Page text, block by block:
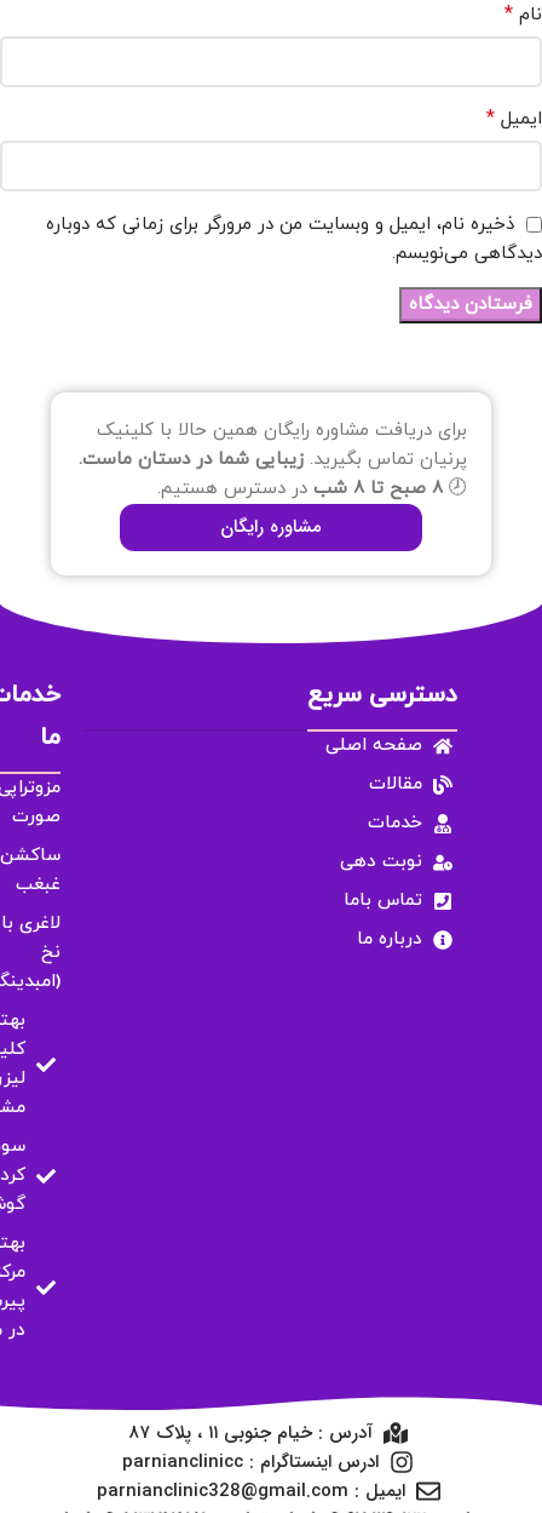
نام *
ایمیل *
ذخیره نام، ایمیل و وبسایت من در مرورگر برای زمانی که دوباره
دیدگاهی می‌نویسم.
برای دریافت مشاوره رایگان همین حالا با کلینیک
پرنیان تماس بگیرید. زیبایی شما در دستان ماست.
🕗 ۸ صبح تا ۸ شب در دسترس هستیم.
مشاوره رایگان
دسترسی سریع
صفحه اصلی
مقالات
خدمات
نوبت دهی
تماس باما
درباره ما
ما
صورت
ساکشن
غبغب
لاغری با
نخ
آدرس : خیام جنوبی ۱۱ ، پلاک ۸۷
ادرس اینستاگرام : parnianclinicc
ایمیل : parnianclinic328@gmail.com